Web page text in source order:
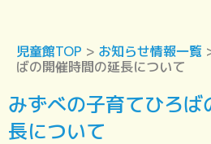
児童館TOP > お知らせ情報一覧
ばの開催時間の延長について
みずべの子育てひろば
長について